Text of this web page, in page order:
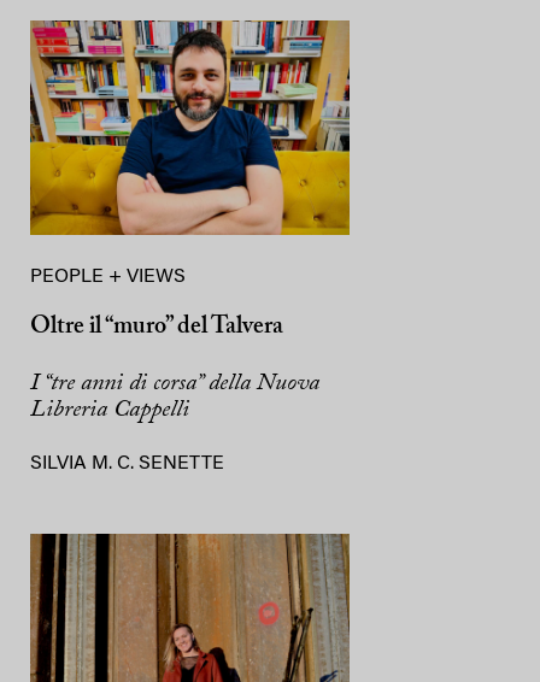
PEOPLE + VIEWS
Oltre il “muro” del Talvera
I “tre anni di corsa” della Nuova
Libreria Cappelli
SILVIA M. C. SENETTE